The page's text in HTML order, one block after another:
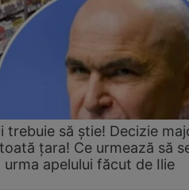
să știe! Decizie
țara! Ce urmează să
apelului făcut de Ilie